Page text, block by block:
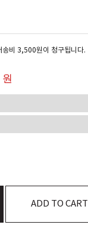
비 3,500원이 청구됩니다.
원
ADD TO CART